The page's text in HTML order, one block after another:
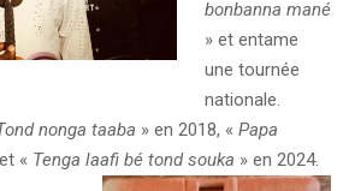
bonbanna mané
» et entame
une tournée
nationale.
nonga taaba » en 2018, « Papa
« Tenga laafi bé tond souka » en 2024.